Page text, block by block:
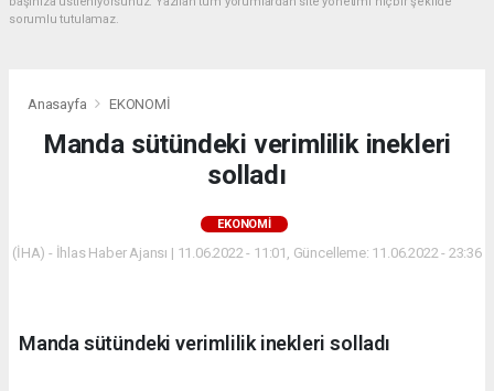
sorumlu tutulamaz.
Anasayfa EKONOMİ
Manda sütündeki verimlilik inekleri
solladı
EKONOMİ
(İHA) - İhlas Haber Ajansı | 11.06.2022 - 11:01, Güncelleme: 11.06.2022 - 23:36
Manda sütündeki verimlilik inekleri solladı